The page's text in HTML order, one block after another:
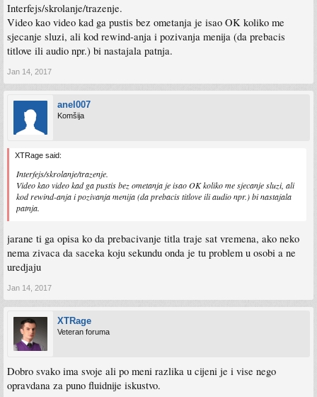
Interfejs/skrolanje/trazenje.
Video kao video kad ga pustis bez ometanja je isao OK koliko me
sjecanje sluzi, ali kod rewind-anja i pozivanja menija (da prebacis
titlove ili audio npr.) bi nastajala patnja.
Jan 14, 2017
anel007
Komšija
XTRage said:
Interfejs/skrolanje/trazenje.
Video kao video kad ga pustis bez ometanja je isao OK koliko me sjecanje sluzi, ali
kod rewind-anja i pozivanja menija (da prebacis titlove ili audio npr.) bi nastajala
patnja.
jarane ti ga opisa ko da prebacivanje titla traje sat vremena, ako neko
nema zivaca da saceka koju sekundu onda je tu problem u osobi a ne
uredjaju
Jan 14, 2017
XTRage
Veteran foruma
Dobro svako ima svoje ali po meni razlika u cijeni je i vise nego
opravdana za puno fluidnije iskustvo.